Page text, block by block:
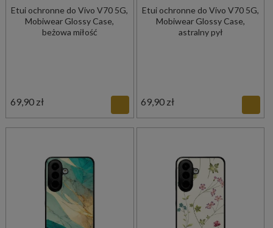
Etui ochronne do Vivo V70 5G,
Mobiwear Glossy Case,
beżowa miłość
69,90 zł
Etui ochronne do Vivo V70 5G,
Mobiwear Glossy Case,
astralny pył
69,90 zł